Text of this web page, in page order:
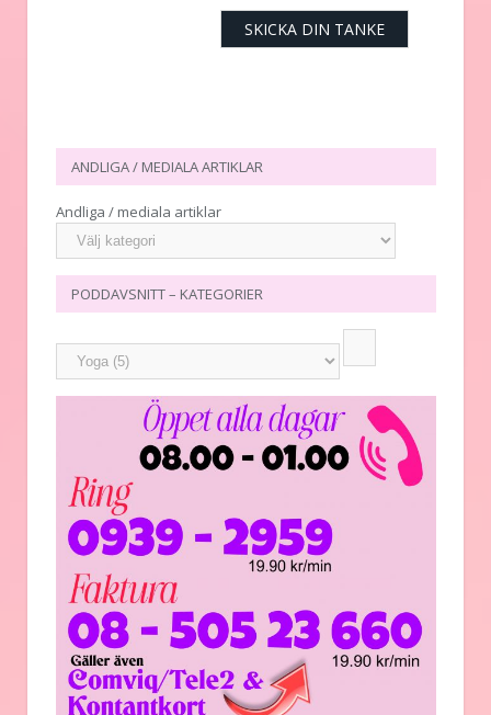
ANDLIGA / MEDIALA ARTIKLAR
Andliga / mediala artiklar
PODDAVSNITT – KATEGORIER